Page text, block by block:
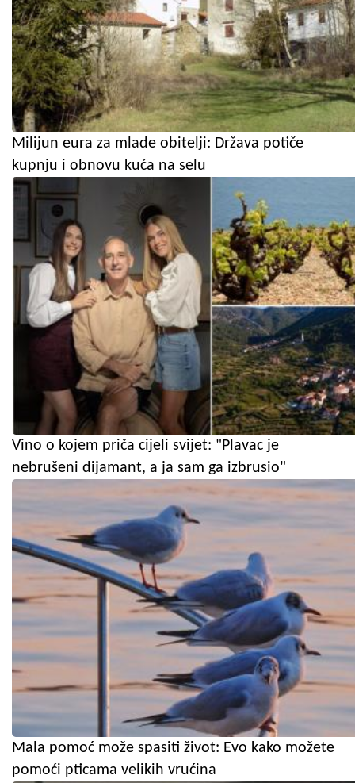
Milijun eura za mlade obitelji: Država potiče
kupnju i obnovu kuća na selu
Vino o kojem priča cijeli svijet: "Plavac je
nebrušeni dijamant, a ja sam ga izbrusio"
Mala pomoć može spasiti život: Evo kako možete
pomoći pticama velikih vrućina